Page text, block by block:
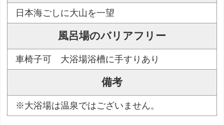
日本海ごしに大山を一望
風呂場のバリアフリー
車椅子可 大浴場浴槽に手すりあり
備考
※大浴場は温泉ではございません。